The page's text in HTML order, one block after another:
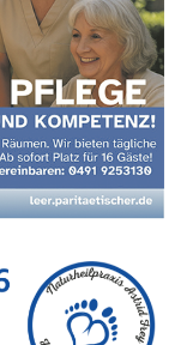
dafür,
Trau­rig­keit,
Grü­beln
Müdigkeit.